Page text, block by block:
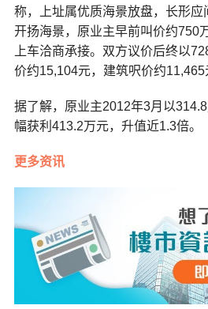
称，上址属优质海景放盘，长形
开扬海景，原业主早前叫价约750
上车洽商承接。双方议价后终以
价约15,104元，建筑呎价约11,465
据了解，原业主2012年3月以
幅获利413.2万元，升值近1.3倍。
更多资讯